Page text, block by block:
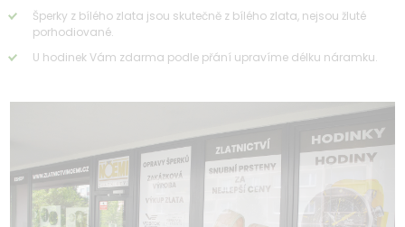
Šperky z bílého zlata jsou skutečně z bílého zlata, nejsou žluté
porhodiované.
U hodinek Vám zdarma podle přání upravíme délku náramku.